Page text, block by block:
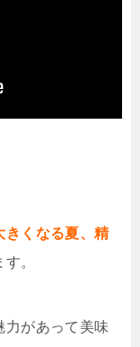
きくなる夏、精
。
力があって美味